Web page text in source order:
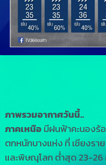
ภาพรวมอากาศวันนี้..
ภาคเหนือ มีฝนฟ้าคะนองร้
ตกหนักบางแห่ง ที่ เชียงรา
และพิษณุโลก ต่ำสุด 23-26